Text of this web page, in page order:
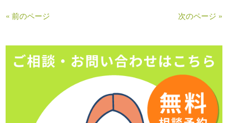
« 前のページ 次のページ »